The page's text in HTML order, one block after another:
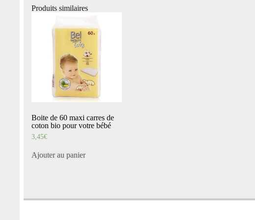
Produits similaires
Boite de 60 maxi carres de
coton bio pour votre bébé
3,45€
Ajouter au panier